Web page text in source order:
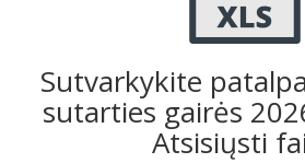
Sutvarkykite
sutarties gairės
Atsisiųsti